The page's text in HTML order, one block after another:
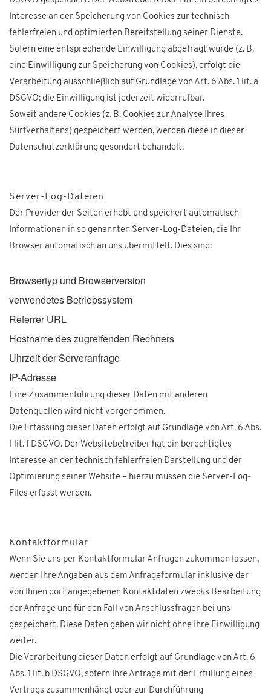
Interesse an der Speicherung von Cookies zur technisch
fehlerfreien und optimierten Bereitstellung seiner Dienste.
Sofern eine entsprechende Einwilligung abgefragt wurde (z. B.
eine Einwilligung zur Speicherung von Cookies), erfolgt die
Verarbeitung ausschließlich auf Grundlage von Art. 6 Abs. 1 lit. a
DSGVO; die Einwilligung ist jederzeit widerrufbar.
Soweit andere Cookies (z. B. Cookies zur Analyse Ihres
Surfverhaltens) gespeichert werden, werden diese in dieser
Datenschutzerklärung gesondert behandelt.
Server-Log-Dateien
Der Provider der Seiten erhebt und speichert automatisch
Informationen in so genannten Server-Log-Dateien, die Ihr
Browser automatisch an uns übermittelt. Dies sind:
Browsertyp und Browserversion
verwendetes Betriebssystem
Referrer URL
Hostname des zugreifenden Rechners
Uhrzeit der Serveranfrage
IP-Adresse
Eine Zusammenführung dieser Daten mit anderen
Datenquellen wird nicht vorgenommen.
Die Erfassung dieser Daten erfolgt auf Grundlage von Art. 6 Abs.
1 lit. f DSGVO. Der Websitebetreiber hat ein berechtigtes
Interesse an der technisch fehlerfreien Darstellung und der
Optimierung seiner Website – hierzu müssen die Server-Log-
Files erfasst werden.
Kontaktformular
Wenn Sie uns per Kontaktformular Anfragen zukommen lassen,
werden Ihre Angaben aus dem Anfrageformular inklusive der
von Ihnen dort angegebenen Kontaktdaten zwecks Bearbeitung
der Anfrage und für den Fall von Anschlussfragen bei uns
gespeichert. Diese Daten geben wir nicht ohne Ihre Einwilligung
weiter.
Die Verarbeitung dieser Daten erfolgt auf Grundlage von Art. 6
Abs. 1 lit. b DSGVO, sofern Ihre Anfrage mit der Erfüllung eines
Vertrags zusammenhängt oder zur Durchführung